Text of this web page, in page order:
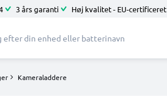
3 års garanti Høj kvalitet - EU-certificeret
Kameraladdere